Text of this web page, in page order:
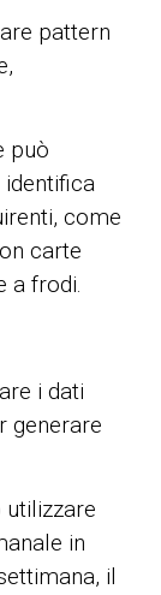
pattern
può
come
carte
a frodi.
i dati
generare
utilizzare
in
il